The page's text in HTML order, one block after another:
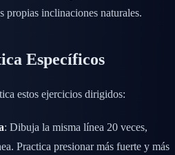
propias inclinaciones naturales.
Específicos
estos ejercicios dirigidos:
: Dibuja la misma línea 20 veces,
Practica presionar más fuerte y más